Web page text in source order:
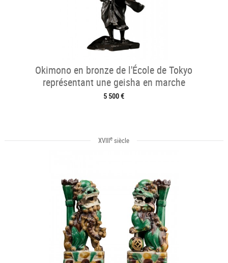
Okimono en bronze de l'École de Tokyo
représentant une geisha en marche
5 500 €
XVIIIe siècle